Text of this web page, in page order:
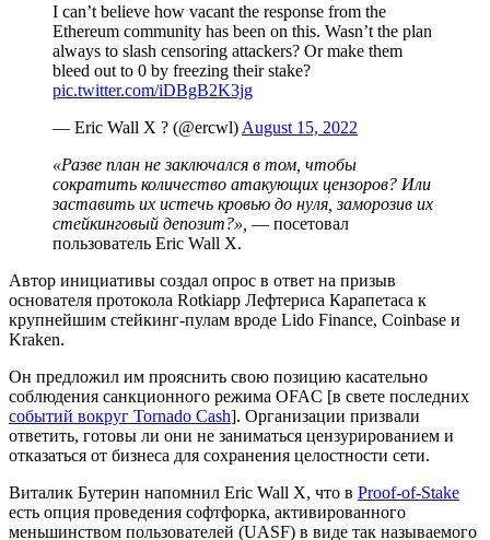
I can’t believe how vacant the response from the
Ethereum community has been on this. Wasn’t the plan
always to slash censoring attackers? Or make them
bleed out to 0 by freezing their stake?
pic.twitter.com/iDBgB2K3jg
— Eric Wall X ? (@ercwl) August 15, 2022
«Разве план не заключался в том, чтобы
сократить количество атакующих цензоров? Или
заставить их истечь кровью до нуля, заморозив их
стейкинговый депозит?», — посетовал
пользователь Eric Wall X.
Автор инициативы создал опрос в ответ на призыв
основателя протокола Rotkiapp Лефтериса Карапетаса к
крупнейшим стейкинг-пулам вроде Lido Finance, Coinbase и
Kraken.
Он предложил им прояснить свою позицию касательно
соблюдения санкционного режима OFAC [в свете последних
событий вокруг Tornado Cash]. Организации призвали
ответить, готовы ли они не заниматься цензурированием и
отказаться от бизнеса для сохранения целостности сети.
Виталик Бутерин напомнил Eric Wall X, что в Proof-of-Stake
есть опция проведения софтфорка, активированного
меньшинством пользователей (UASF) в виде так называемого